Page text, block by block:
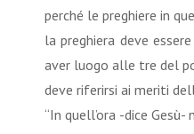
perché le preghiere in
la preghiera deve
aver luogo alle tre del
deve riferirsi ai meriti
“In quell’ora -dice